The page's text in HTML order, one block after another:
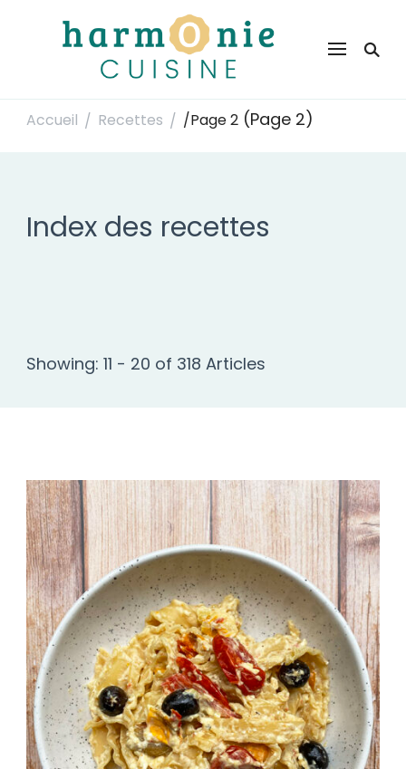
Harmonie Cuisine
Accueil / Recettes / /Page 2 (Page 2)
Index des recettes
Showing: 11 - 20 of 318 Articles